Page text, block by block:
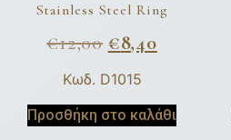
Stainless Steel Ring
€12,00 €8,40
Κωδ. D1015
Προσθήκη στο καλάθι